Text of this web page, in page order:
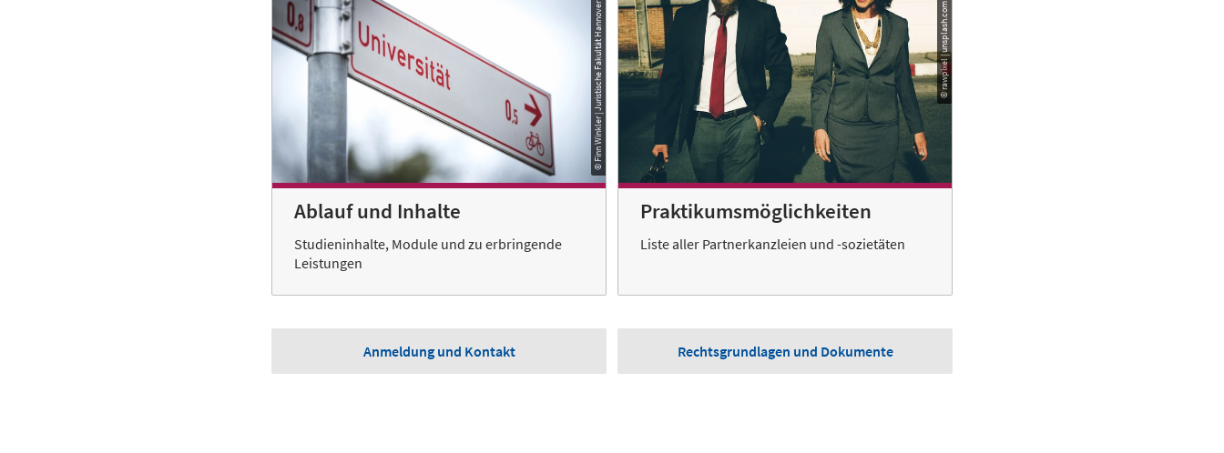
© Finn Winkler | Juristische Fakultät Hannover
Ablauf und Inhalte
Studieninhalte, Module und zu erbringende
Leistungen
© rawpixel | unsplash.com
Praktikumsmöglichkeiten
Liste aller Partnerkanzleien und -sozietäten
Anmeldung und Kontakt Rechtsgrundlagen und Dokumente